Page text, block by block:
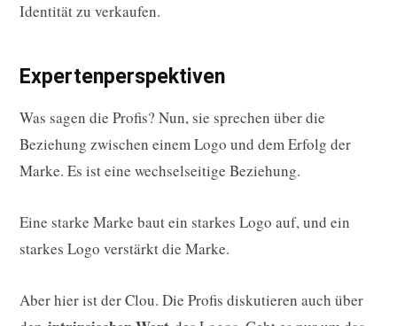
Identität zu verkaufen.
Expertenperspektiven
Was sagen die Profis? Nun, sie sprechen über die
Beziehung zwischen einem Logo und dem Erfolg der
Marke. Es ist eine wechselseitige Beziehung.
Eine starke Marke baut ein starkes Logo auf, und ein
starkes Logo verstärkt die Marke.
Aber hier ist der Clou. Die Profis diskutieren auch über